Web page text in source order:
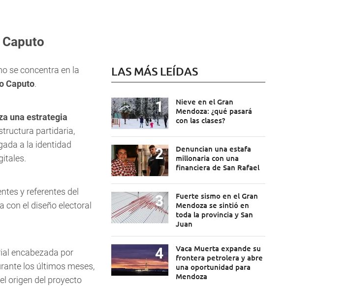
se concentra en la
Caputo.
una estrategia
partidaria,
a la identidad
y referentes del
con el diseño electoral
encabezada por
los últimos meses,
origen del proyecto
LAS MÁS LEÍDAS
Nieve en el Gran
Mendoza: ¿qué pasará
con las clases?
Denuncian una estafa
millonaria con una
financiera de San Rafael
Fuerte sismo en el Gran
Mendoza se sintió en
toda la provincia y San
Juan
Vaca Muerta expande su
frontera petrolera y abre
una oportunidad para
Mendoza